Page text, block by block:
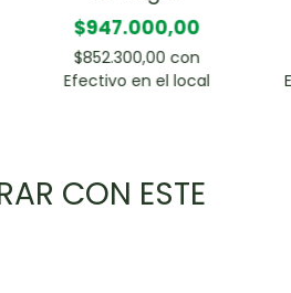
$947.000,00
$852.300,00 con
Efectivo en el local
CON ESTE